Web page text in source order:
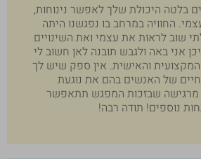
בלטה היכולת שלך לאפשר נינוחות,
החוויה במרחב בו נפגשנו היתה
שוב לראות את עצמי ואת השינויים
אני באה ולגבש תובנה לאן חשוב לי
והאישית. אין ספק שיש לך
של האנשים בהם את נוגעת
מרגישה שבזכות המפגש תתאפשר
נוספים! תודה רבה!